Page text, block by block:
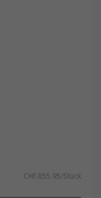
CHF.855.95/Stück